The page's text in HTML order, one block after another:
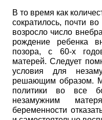
В то время как
сократилось, почти
возросло число
рождение ребенка
позора, с 60-х
матерей. Следует
условия для
решающим образом.
политики во все
незамужним
беременности